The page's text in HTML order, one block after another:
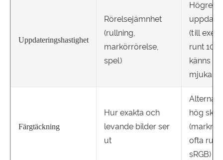
Uppdateringshastighet
Rörelsejämnhet
(rullning,
markörrörelse,
spel)
Högre
(till
runt
känns
mjukare
Färgtäckning
Hur exakta och
levande bilder ser
ut
hög
ofta runt
sRGB)